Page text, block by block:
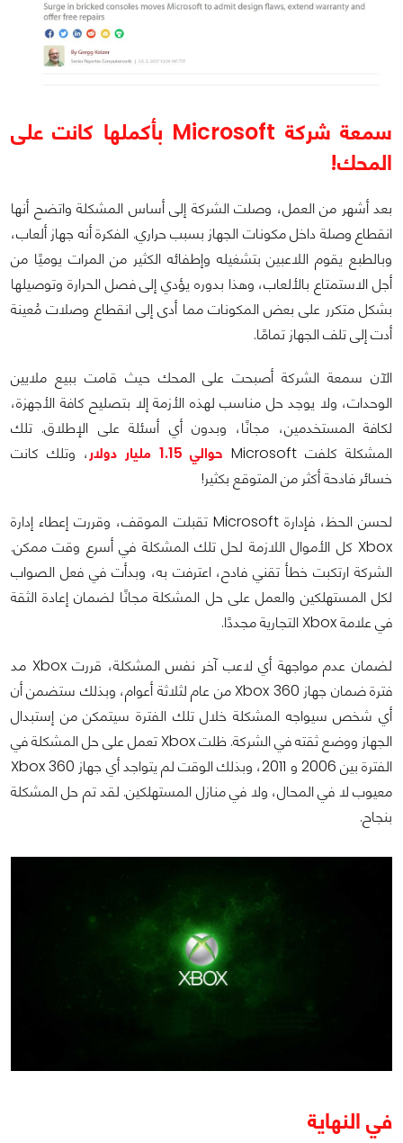
سمعة شركة Microsoft بأكملها كانت على
المحك!
بعد أشهر من العمل، وصلت الشركة إلى أساس المشكلة واتضح أنها
انقطاع وصلة داخل مكونات الجهاز بسبب حراري. الفكرة أنه جهاز ألعاب،
وبالطبع يقوم اللاعبين بتشغيله وإطفائه الكثير من المرات يوميًا من
أجل الاستمتاع بالألعاب، وهذا بدوره يؤدي إلى فصل الحرارة وتوصيلها
بشكل متكرر على بعض المكونات مما أدى إلى انقطاع وصلات مُعينة
أدت إلى تلف الجهاز تمامًا.
الآن سمعة الشركة أصبحت على المحك حيث قامت ببيع ملايين
الوحدات، ولا يوجد حل مناسب لهذه الأزمة إلا بتصليح كافة الأجهزة،
لكافة المستخدمين، مجانًا، وبدون أي أسئلة على الإطلاق. تلك
المشكلة كلفت Microsoft
حوالي 1.15 مليار دولار
، وتلك كانت
خسائر فادحة أكثر من المتوقع بكثير!
لحسن الحظ، فإدارة Microsoft تقبلت الموقف، وقررت إعطاء إدارة
Xbox كل الأموال اللازمة لحل تلك المشكلة في أسرع وقت ممكن.
الشركة ارتكبت خطأ تقني فادح، اعترفت به، وبدأت في فعل الصواب
لكل المستهلكين والعمل على حل المشكلة مجانًا لضمان إعادة الثقة
في علامة Xbox التجارية مجددًا.
لضمان عدم مواجهة أي لاعب آخر نفس المشكلة، قررت Xbox مد
فترة ضمان جهاز Xbox 360 من عام لثلاثة أعوام، وبذلك ستضمن أن
أي شخص سيواجه المشكلة خلال تلك الفترة سيتمكن من إستبدال
الجهاز ووضع ثقته في الشركة. ظلت Xbox تعمل على حل المشكلة في
الفترة بين 2006 و 2011، وبذلك الوقت لم يتواجد أي جهاز Xbox 360
معيوب لا في المحال، ولا في منازل المستهلكين. لقد تم حل المشكلة
بنجاح.
في النهاية